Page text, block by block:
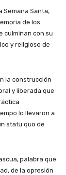
Semana Santa,
de los
culminan con su
y religioso de
la construcción
y liberada que
lo llevaron a
statu quo de
palabra que
de la opresión